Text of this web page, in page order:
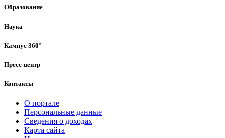
Образование
Наука
Кампус 360°
Пресс-центр
Контакты
О портале
Персональные данные
Сведения о доходах
Карта сайта